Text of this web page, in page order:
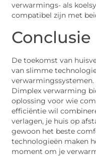
verwarmings- als
compatibel zijn met
Conclusie
De toekomst van
van slimme
Dimplex verwarming
oplossing voor wie
efficiëntie wil
verlagen, je huis op
gewoon het beste
technologieën maken
moment om je